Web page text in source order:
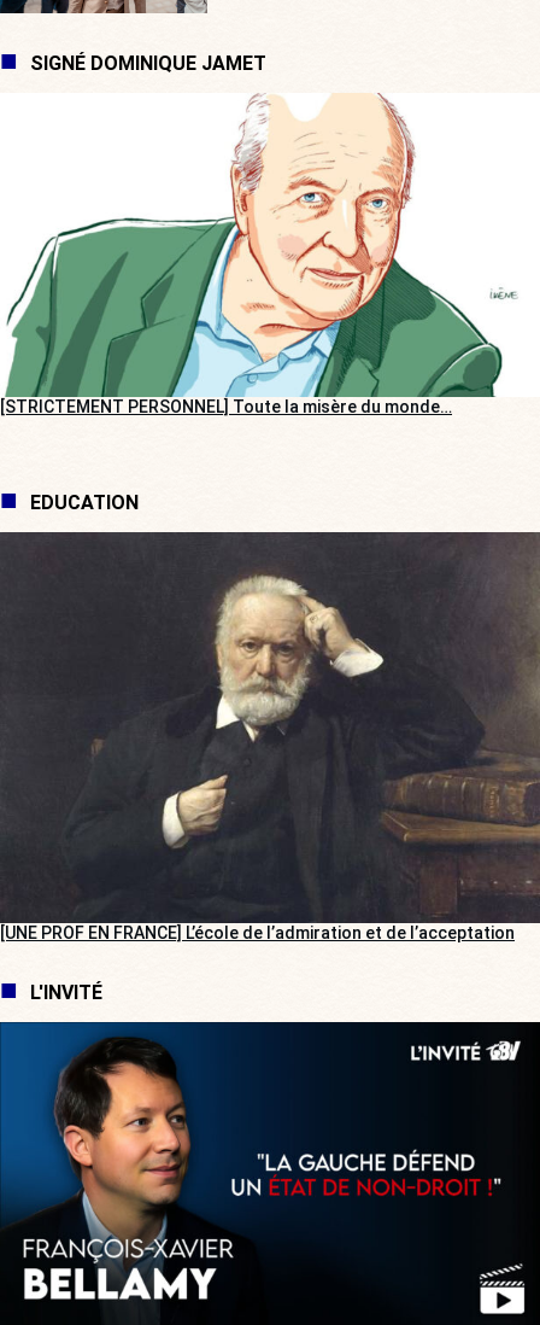
SIGNÉ DOMINIQUE JAMET
[STRICTEMENT PERSONNEL] Toute la misère du monde…
EDUCATION
[UNE PROF EN FRANCE] L’école de l’admiration et de l’acceptation
L'INVITÉ